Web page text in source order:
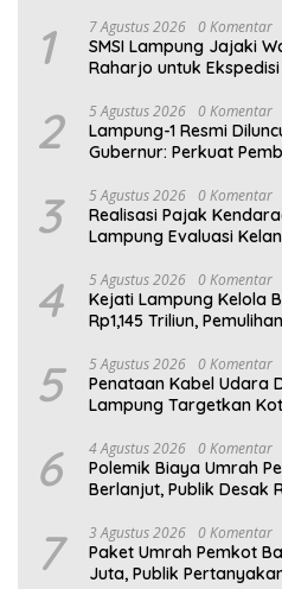
1 7 Agustus 2026 0 Komentar
SMSI Lampung Jajaki
Raharjo untuk
2 5 Agustus 2026 0 Komentar
Lampung-1 Resmi
Gubernur: Perkuat
3 5 Agustus 2026 0 Komentar
Realisasi Pajak
Lampung Evaluasi
4 5 Agustus 2026 0 Komentar
Kejati Lampung Kelola
Rp1,145 Triliun,
5 5 Agustus 2026 0 Komentar
Penataan Kabel Udara
Lampung Targetkan
6 4 Agustus 2026 0 Komentar
Polemik Biaya Umrah
Berlanjut, Publik Desak
7 3 Agustus 2026 0 Komentar
Paket Umrah Pemkot
Juta, Publik